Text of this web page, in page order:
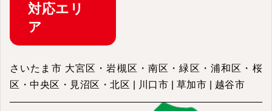
対応エリ
ア
さいたま市 大宮区・岩槻区・南区・緑区・浦和区・桜
区・中央区・見沼区・北区 | 川口市 | 草加市 | 越谷市